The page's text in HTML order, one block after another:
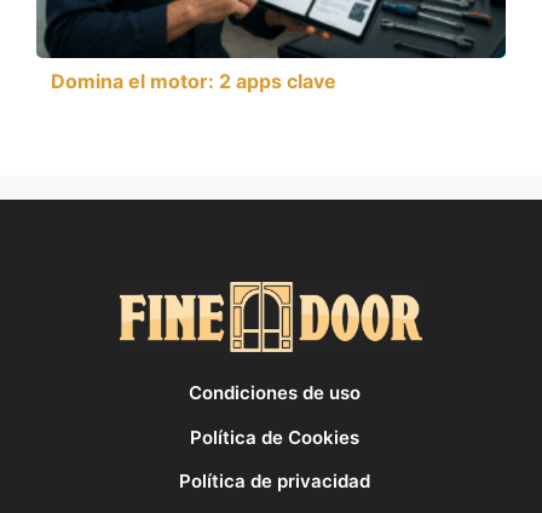
Domina el motor: 2 apps clave
Condiciones de uso
Política de Cookies
Política de privacidad